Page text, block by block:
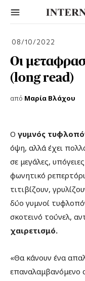
08/10/2022
Οι
(long read)
από Μαρία Βλάχου
Ο γυμνός
όψη, αλλά έχει
σε μεγάλες,
φωνητικό
τιτιβίζουν,
δύο γυμνοί
σκοτεινό τούνελ,
χαιρετισμό.
«Θα κάνουν ένα
επαναλαμβανόμενο